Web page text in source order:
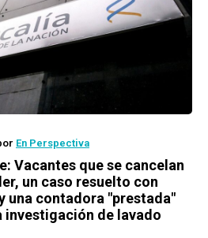
En Perspectiva
Vacantes que se cancelan
un caso resuelto con
una contadora "prestada"
investigación de lavado